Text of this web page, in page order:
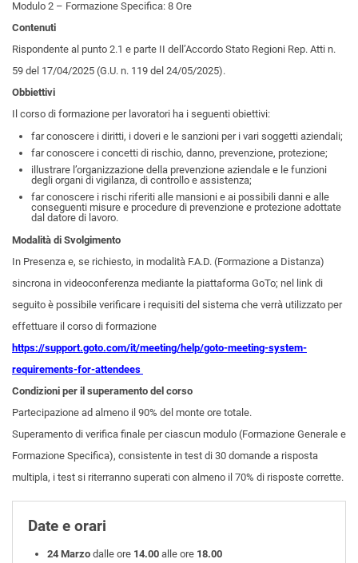
Modulo 2 – Formazione Specifica: 8 Ore
Contenuti
Rispondente al punto 2.1 e parte II dell’Accordo Stato Regioni Rep. Atti n.
59 del 17/04/2025 (G.U. n. 119 del 24/05/2025).
Obbiettivi
Il corso di formazione per lavoratori ha i seguenti obiettivi:
far conoscere i diritti, i doveri e le sanzioni per i vari soggetti aziendali;
far conoscere i concetti di rischio, danno, prevenzione, protezione;
illustrare l’organizzazione della prevenzione aziendale e le funzioni
degli organi di vigilanza, di controllo e assistenza;
far conoscere i rischi riferiti alle mansioni e ai possibili danni e alle
conseguenti misure e procedure di prevenzione e protezione adottate
dal datore di lavoro.
Modalità di Svolgimento
In Presenza e, se richiesto, in modalità F.A.D. (Formazione a Distanza)
sincrona in videoconferenza mediante la piattaforma GoTo; nel link di
seguito è possibile verificare i requisiti del sistema che verrà utilizzato per
effettuare il corso di formazione
https://support.goto.com/it/meeting/help/goto-meeting-system-
requirements-for-attendees
Condizioni per il superamento del corso
Partecipazione ad almeno il 90% del monte ore totale.
Superamento di verifica finale per ciascun modulo (Formazione Generale e
Formazione Specifica), consistente in test di 30 domande a risposta
multipla, i test si riterranno superati con almeno il 70% di risposte corrette.
Date e orari
24 Marzodalle ore 14.00 alle ore 18.00